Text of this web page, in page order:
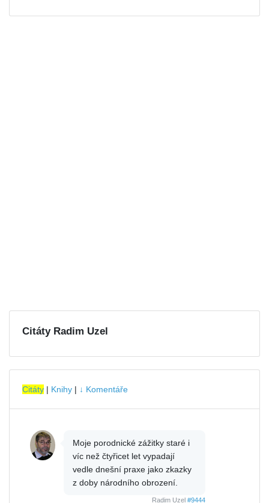
Citáty Radim Uzel
Citáty | Knihy | ↓ Komentáře
Moje porodnické zážitky staré i
víc než čtyřicet let vypadají
vedle dnešní praxe jako zkazky
z doby národního obrození.
Radim Uzel #9444